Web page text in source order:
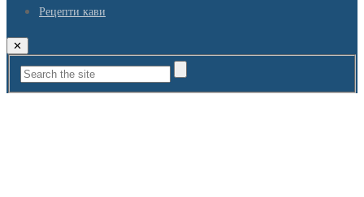
Рецепти кави
✕